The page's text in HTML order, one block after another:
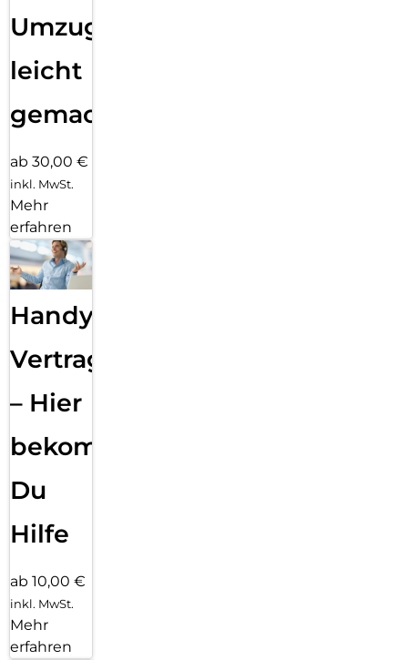
Umzug
leicht
gemacht!
ab 30,00 €
inkl. MwSt.
Mehr
erfahren
Handy
Vertragsabwicklung
– Hier
bekommst
Du
Hilfe
ab 10,00 €
inkl. MwSt.
Mehr
erfahren